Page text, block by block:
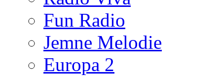
Fun Radio
Jemne Melodie
Europa 2